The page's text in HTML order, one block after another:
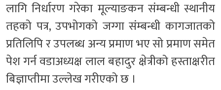
लागि निर्धारण गरेका मूल्याङकन संम्बन्धी स्थानीय
तहको पत्र, उपभोगको जग्गा संम्बन्धी कागजातको
प्रतिलिपि र उपलब्ध अन्य प्रमाण भए सो प्रमाण समेत
पेश गर्न वडाअध्यक्ष लाल बहादुर क्षेत्रीको हस्ताक्षरीत
बिज्ञाप्तीमा उल्लेख गरीएको छ ।